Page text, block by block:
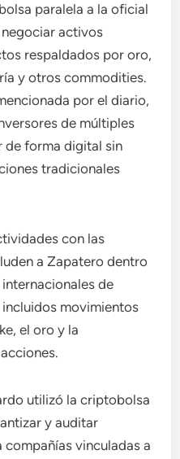
paralela a la oficial
activos
respaldados por oro,
y otros commodities.
por el diario,
de múltiples
de forma digital sin
tradicionales
con las
a Zapatero dentro
de
movimientos
el oro y la
utilizó la criptobolsa
y auditar
vinculadas a